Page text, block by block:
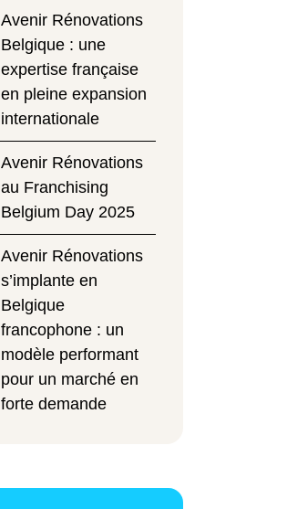
Avenir Rénovations
Belgique : une
expertise française
en pleine expansion
internationale
Avenir Rénovations
au Franchising
Belgium Day 2025
Avenir Rénovations
s’implante en
Belgique
francophone : un
modèle performant
pour un marché en
forte demande